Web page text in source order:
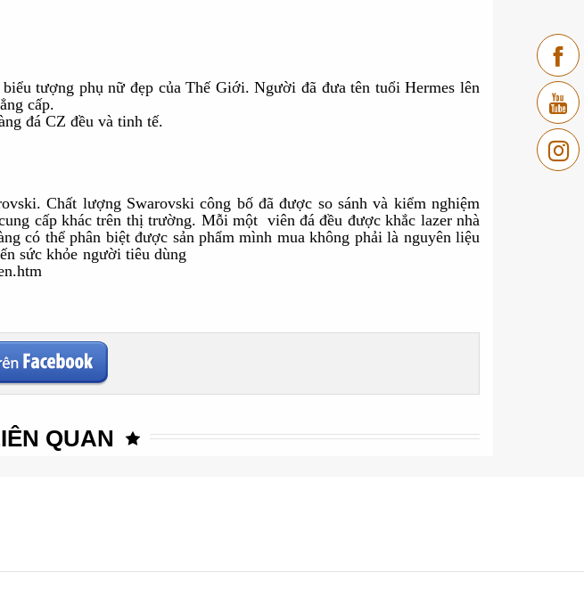
tượng phụ nữ đẹp của Thế Giới. Người đã đưa tên tuổi Hermes lên
cấp.
đá CZ đều và tinh tế.
Chất lượng Swarovski công bố đã được so sánh và kiểm nghiệm
cấp khác trên thị trường. Mỗi một viên đá đều được khắc lazer nhà
có thể phân biệt được sản phẩm mình mua không phải là nguyên liệu
sức khỏe người tiêu dùng
QUAN